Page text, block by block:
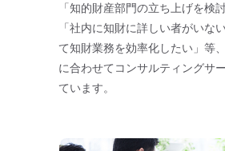
「知的財産部門の立ち上げを検
「社内に知財に詳しい者がいな
て知財業務を効率化したい」等
に合わせてコンサルティングサ
ています。